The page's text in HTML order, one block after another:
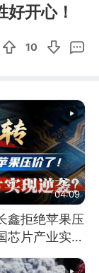
好开心！
10
04:09
鑫拒绝苹果压
芯片产业实现
？